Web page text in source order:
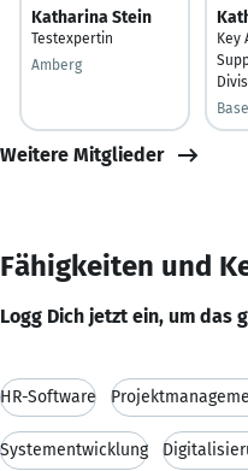
Katharina Stein
Testexpertin
Amberg
Key
Weitere Mitglieder
Fähigkeiten und
Logg Dich jetzt ein, um das
HR-Software
Systementwicklung